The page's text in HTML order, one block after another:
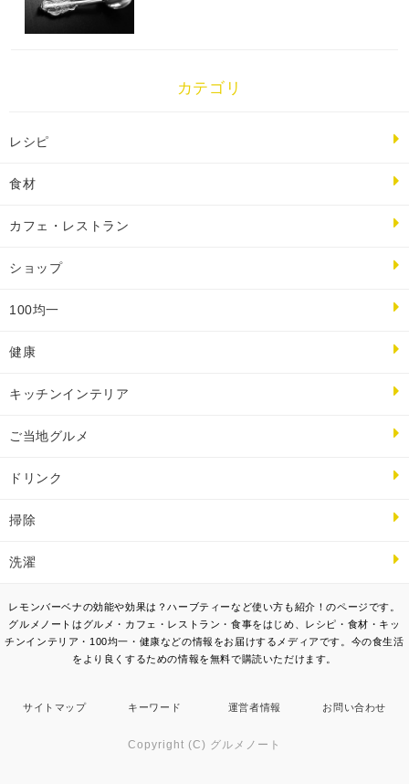
カテゴリ
レシピ
食材
カフェ・レストラン
ショップ
100均一
健康
キッチンインテリア
ご当地グルメ
ドリンク
掃除
洗濯
レモンバーベナの効能や効果は？ハーブティーなど使い方も紹介！のページです。
グルメノートはグルメ・カフェ・レストラン・食事をはじめ、レシピ・食材・キッ
チンインテリア・100均一・健康などの情報をお届けするメディアです。今の食生活
をより良くするための情報を無料で購読いただけます。
サイトマップ キーワード 運営者情報 お問い合わせ
Copyright (C) グルメノート